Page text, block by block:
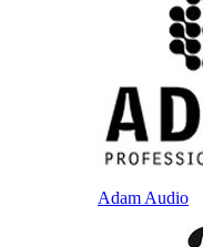
Adam Audio